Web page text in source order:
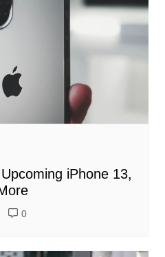
iPhone 13,
0